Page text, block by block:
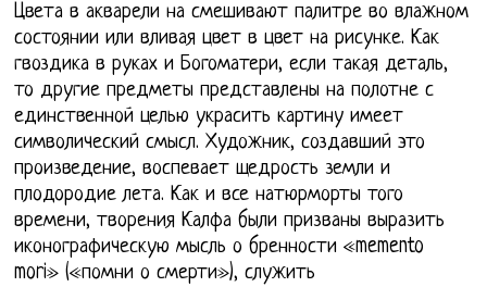
Цвета в акварели на смешивают палитре во влажном
состоянии или вливая цвет в цвет на рисунке. Как
гвоздика в руках и Богоматери, если такая деталь,
то другие предметы представлены на полотне с
единственной целью украсить картину имеет
символический смысл. Художник, создавший это
произведение, воспевает щедрость земли и
плодородие лета. Как и все натюрморты того
времени, творения Калфа были призваны выразить
иконографическую мысль о бренности «memento
mori» («помни о смерти»), служить